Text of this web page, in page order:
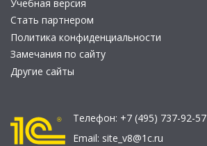
Учебная версия
Стать партнером
Политика конфиденциальности
Замечания по сайту
Другие сайты
Телефон: +7 (495) 737-92-57
Email: site_v8@1c.ru